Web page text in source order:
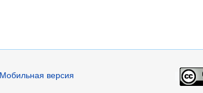
Мобильная версия